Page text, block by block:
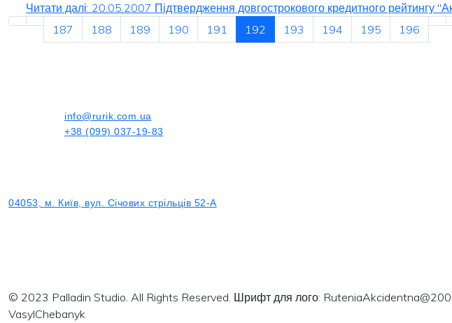
Читати далі: 20.05.2007 Підтвердження довгострокового кредитного рейтингу
187
188 189 190 191 192 193 194 195 196
info@rurik.com.ua
+38 (099) 037-19-83
04053, м. Київ, вул. Січових стрільців 52-А
© 2023 Palladin Studio. All Rights Reserved. Шрифт для лого:
VasylChebanyk